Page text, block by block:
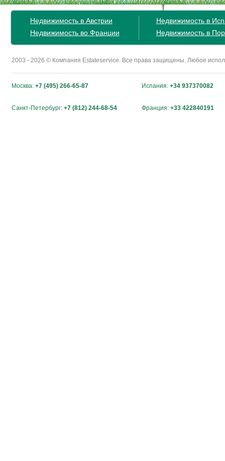
Недвижимость в Австрии
Недвижимость во Франции
Недвижимость в
Недвижимость в
2003 - 2026 © Компания Estateservice. Все права защищены. Любое
Москва: +7 (495) 266-65-87 Испания: +34 937370082
Санкт-Петербург: +7 (812) 244-68-54 Франция: +33 422840191